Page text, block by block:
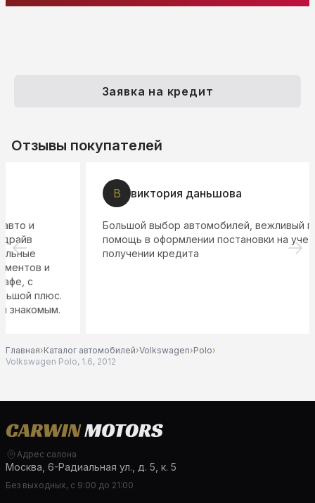
Заявка на кредит
Отзывы покупателей
виктория даньшова
Большой выбор автомобилей, вежливый персонал,
помощь в оформлении постановки на учет и
получении кредита
Главная›Каталог автомобилей›Volkswagen›Polo›
Volkswagen Polo, 1.6, 2012
Адрес салона
Москва, 6-Радиальная ул., д. 5, к. 5
Без выходных, с 9:00 до 21:00